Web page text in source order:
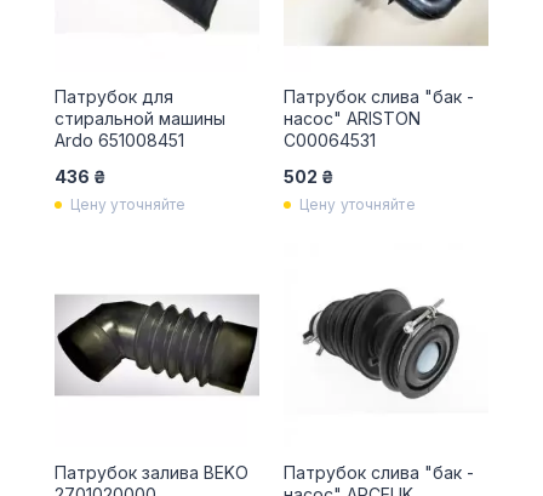
Патрубок для
стиральной машины
Ardo 651008451
436 ₴
Цену уточняйте
Патрубок слива "бак -
насос" ARISTON
C00064531
502 ₴
Цену уточняйте
Патрубок залива BEKO
Патрубок слива "бак -